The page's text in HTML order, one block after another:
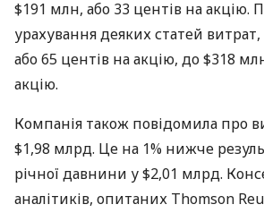
$191 млн, або 33 центів на акцію.
урахування деяких статей
або 65 центів на акцію, до $318
акцію.
Компанія також повідомила про
$1,98 млрд. Це на 1% нижче
річної давнини у $2,01 млрд.
аналітиків, опитаних Thomson